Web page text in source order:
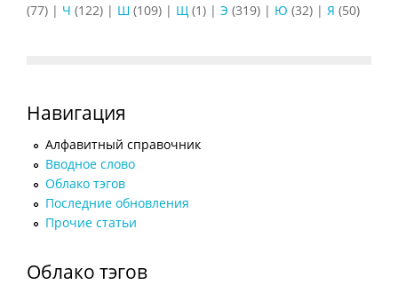
(77) | Ч (122) | Ш (109) | Щ (1) | Э (319) | Ю (32) | Я (50)
Навигация
Алфавитный справочник
Вводное слово
Облако тэгов
Последние обновления
Прочие статьи
Облако тэгов